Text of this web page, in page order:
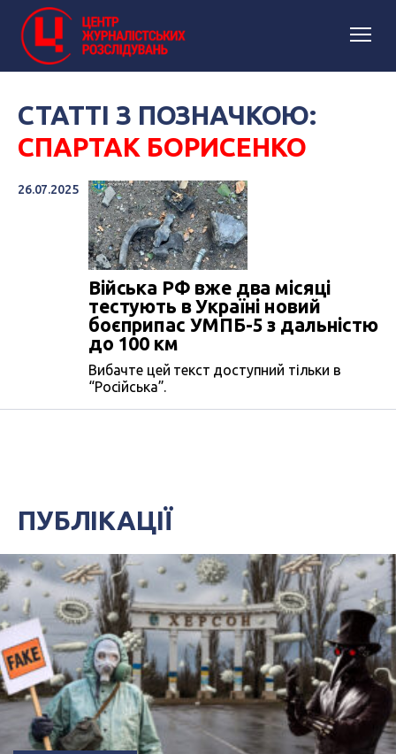
СТАТТІ З ПОЗНАЧКОЮ:
СПАРТАК БОРИСЕНКО
26.07.2025
Війська РФ вже два місяці
тестують в Україні новий
боєприпас УМПБ-5 з дальністю
до 100 км
Вибачте цей текст доступний тільки в
“Російська”.
ПУБЛІКАЦІЇ